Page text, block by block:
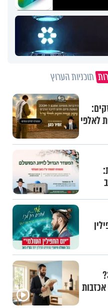
תוכניות הערוץ
לאלפי
מה הסיכוי להתחתן בגיל 37?